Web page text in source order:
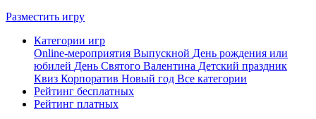
Разместить игру
Категории игр
Online-мероприятия Выпускной День рождения или
юбилей День Святого Валентина Детский праздник
Квиз Корпоратив Новый год Все категории
Рейтинг бесплатных
Рейтинг платных